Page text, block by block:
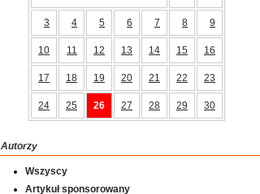
3 4 5 6 7 8 9
10 11 12 13 14 15 16
17 18 19 20 21 22 23
24 25 26 27 28 29 30
Autorzy
Wszyscy
Artykuł sponsorowany